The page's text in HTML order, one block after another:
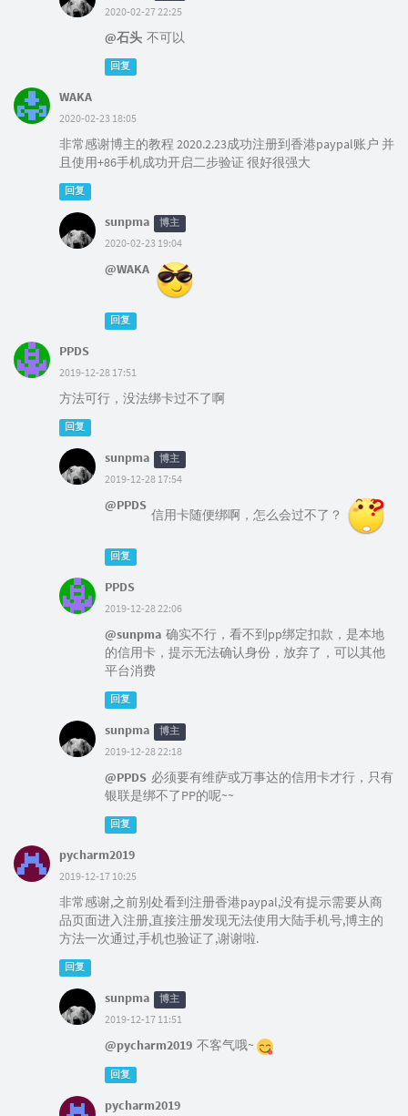
2020-02-27 22:25
@石头 不可以
回复
WAKA
2020-02-23 18:05
非常感谢博主的教程 2020.2.23成功注册到香港paypal账户 并
且使用+86手机成功开启二步验证 很好很强大
回复
sunpma 博主
2020-02-23 19:04
@WAKA
回复
PPDS
2019-12-28 17:51
方法可行，没法绑卡过不了啊
回复
sunpma 博主
2019-12-28 17:54
@PPDS
信用卡随便绑啊，怎么会过不了？
回复
PPDS
2019-12-28 22:06
@sunpma 确实不行，看不到pp绑定扣款，是本地
的信用卡，提示无法确认身份，放弃了，可以其他
平台消费
回复
sunpma 博主
2019-12-28 22:18
@PPDS 必须要有维萨或万事达的信用卡才行，只有
银联是绑不了PP的呢~~
回复
pycharm2019
2019-12-17 10:25
非常感谢,之前别处看到注册香港paypal,没有提示需要从商
品页面进入注册,直接注册发现无法使用大陆手机号,博主的
方法一次通过,手机也验证了,谢谢啦.
回复
sunpma 博主
2019-12-17 11:51
@pycharm2019 不客气哦~
回复
pycharm2019